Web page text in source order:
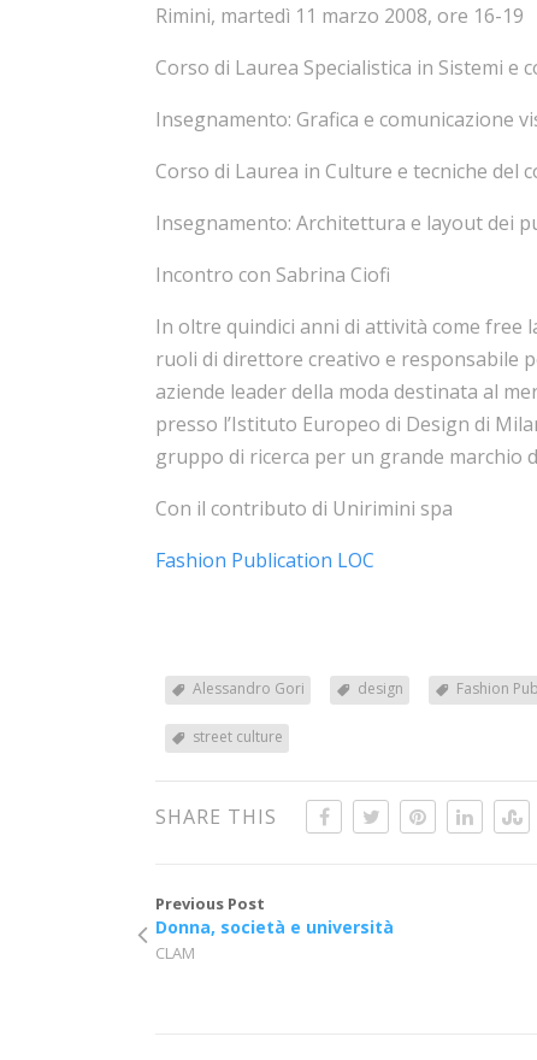
Rimini, martedì 11 marzo 2008, ore 16-19
Corso di Laurea Specialistica in Sistemi e
Insegnamento: Grafica e comunicazione
Corso di Laurea in Culture e tecniche del
Insegnamento: Architettura e layout dei
Incontro con Sabrina Ciofi
In oltre quindici anni di attività come free
ruoli di direttore creativo e responsabile
aziende leader della moda destinata al
presso l’Istituto Europeo di Design di
gruppo di ricerca per un grande marchio
Con il contributo di Unirimini spa
Fashion Publication LOC
Alessandro Gori design Fashion
street culture
SHARE THIS
Previous Post
Donna, società e università
CLAM